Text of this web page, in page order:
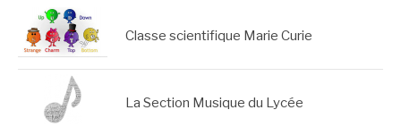
Classe scientifique Marie Curie
La Section Musique du Lycée